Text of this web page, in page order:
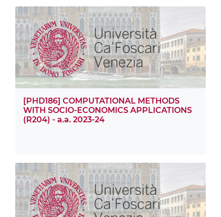
[PHD186] COMPUTATIONAL METHODS
WITH SOCIO-ECONOMICS APPLICATIONS
(R204) - a.a. 2023-24